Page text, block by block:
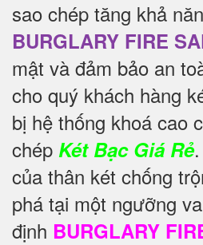
sao chép tăng khả
BURGLARY FIRE
mật và đảm bảo an
cho quý khách hàng
bị hệ thống khoá cao
chép Két Bạc Giá Rẻ
của thân két chống
phá tại một ngưỡng
định BURGLARY